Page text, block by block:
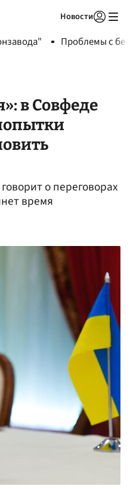
Новости
Проблемы с
в Совфеде
о переговорах
время